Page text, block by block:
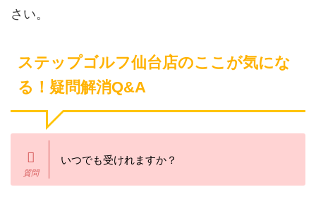
さい。
ステップゴルフ仙台店のここが気にな
る！疑問解消Q&A
いつでも受けれますか？